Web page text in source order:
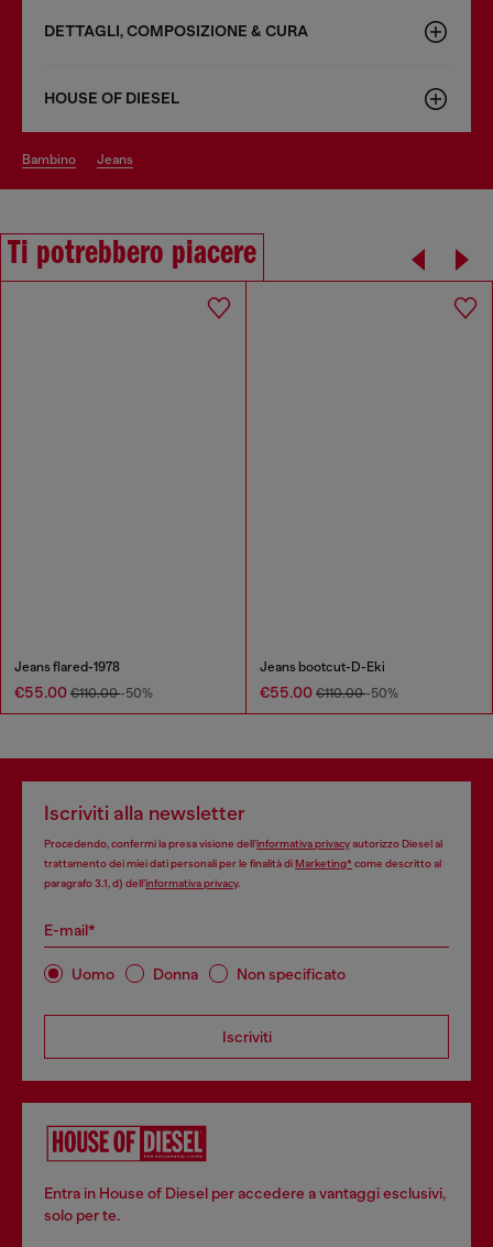
DETTAGLI, COMPOSIZIONE & CURA
HOUSE OF DIESEL
bambino jeans
Ti potrebbero piacere
Jeans flared-1978
€55.00 €110.00-50%
Jeans bootcut-D-Eki
€55.00 €110.00-50%
Iscriviti alla newsletter
Procedendo, confermi la presa visione dell’informativa privacyautorizzo Diesel al
trattamento dei miei dati personali per le finalità diMarketing*come descritto al
paragrafo 3.1, d) dell’informativa privacy.
E-mail*
Uomo Donna Non specificato
Iscriviti
Entra in House of Diesel per accedere a vantaggi esclusivi,
solo per te.